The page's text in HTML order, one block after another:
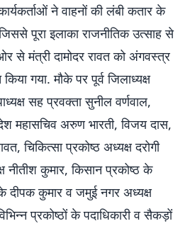
ने वाहनों की लंबी कतार के
पूरा इलाका राजनीतिक उत्साह से
से मंत्री दामोदर रावत को अंगवस्त्र
गया. मौके पर पूर्व जिलाध्यक्ष
सह प्रवक्ता सुनील वर्णवाल,
महासचिव अरुण भारती, विजय दास,
चिकित्सा प्रकोष्ठ अध्यक्ष दरोगी
नीतीश कुमार, किसान प्रकोष्ठ के
दीपक कुमार व जमुई नगर अध्यक्ष
प्रकोष्ठों के पदाधिकारी व सैकड़ों